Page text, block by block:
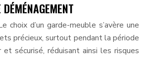
d’un garde-meuble s’avère une
précieux, surtout pendant la période
sécurisé, réduisant ainsi les risques